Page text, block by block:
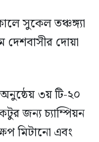
সুকেল তঞ্চঙ্গ্যা
দোয়া
৩য় টি-২০
জন্য চ্যাম্পিয়ন
মিটানো এবং